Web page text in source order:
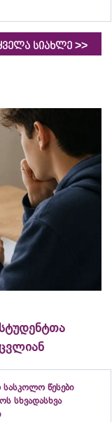
სიახლე >>
ცვლიან
წესები
სხვადასხვა